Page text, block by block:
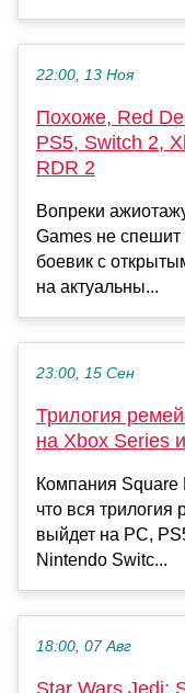
22:00, 13 Ноя
Похоже, Red
PS5, Switch 2,
RDR 2
Вопреки
Games не спешит
боевик с
на актуальны...
23:00, 15 Сен
Трилогия
на Xbox Series
Компания Square
что вся трилогия
выйдет на PC,
Nintendo Switc...
18:00, 07 Авг